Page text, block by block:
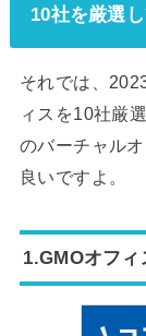
10社を厳選
それでは、
ィスを10社厳
のバーチャル
良いですよ。
1.GMOオフィ